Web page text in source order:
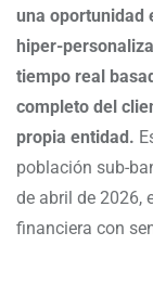
una oportunidad
hiper-
tiempo real
completo del
propia entidad.
población sub-
de abril de 2026,
financiera con